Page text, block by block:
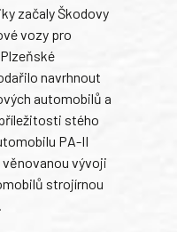
začaly Škodovy
vozy pro
navrhnout
automobilů a
stého
PA-II
vývoji
strojírnou